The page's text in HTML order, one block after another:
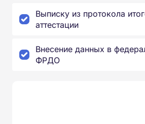
Выписку из протокола
аттестации
Внесение данных в
ФРДО